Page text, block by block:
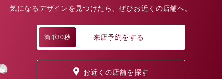
気になるデザインを見つけたら、ぜひお近くの店舗へ。
簡単30秒 来店予約をする
お近くの店舗を探す